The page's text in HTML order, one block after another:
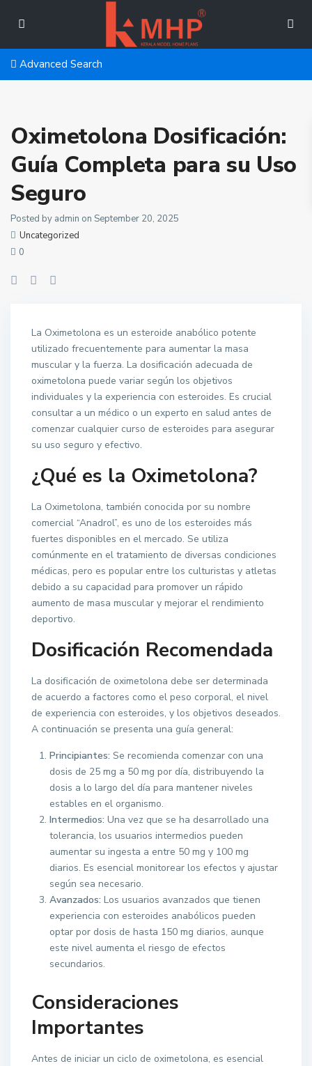
Advanced Search
Oximetolona Dosificación:
Guía Completa para su Uso
Seguro
Posted by admin on September 20, 2025
Uncategorized
0
La Oximetolona es un esteroide anabólico potente
utilizado frecuentemente para aumentar la masa
muscular y la fuerza. La dosificación adecuada de
oximetolona puede variar según los objetivos
individuales y la experiencia con esteroides. Es crucial
consultar a un médico o un experto en salud antes de
comenzar cualquier curso de esteroides para asegurar
su uso seguro y efectivo.
¿Qué es la Oximetolona?
La Oximetolona, también conocida por su nombre
comercial “Anadrol”, es uno de los esteroides más
fuertes disponibles en el mercado. Se utiliza
comúnmente en el tratamiento de diversas condiciones
médicas, pero es popular entre los culturistas y atletas
debido a su capacidad para promover un rápido
aumento de masa muscular y mejorar el rendimiento
deportivo.
Dosificación Recomendada
La dosificación de oximetolona debe ser determinada
de acuerdo a factores como el peso corporal, el nivel
de experiencia con esteroides, y los objetivos deseados.
A continuación se presenta una guía general:
Principiantes: Se recomienda comenzar con una
dosis de 25 mg a 50 mg por día, distribuyendo la
dosis a lo largo del día para mantener niveles
estables en el organismo.
Intermedios: Una vez que se ha desarrollado una
tolerancia, los usuarios intermedios pueden
aumentar su ingesta a entre 50 mg y 100 mg
diarios. Es esencial monitorear los efectos y ajustar
según sea necesario.
Avanzados: Los usuarios avanzados que tienen
experiencia con esteroides anabólicos pueden
optar por dosis de hasta 150 mg diarios, aunque
este nivel aumenta el riesgo de efectos
secundarios.
Consideraciones
Importantes
Antes de iniciar un ciclo de oximetolona, es esencial